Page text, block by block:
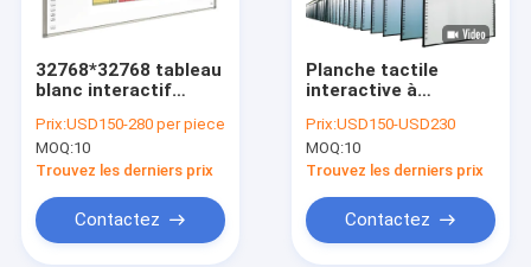
32768*32768 tableau
blanc interactif
USB3.0
Prix:USD150-280 per piece
MOQ:10
Trouvez les derniers prix
Contactez
Planche tactile
interactive à
Prix:USD150-USD230
MOQ:10
Trouvez les derniers prix
Contactez